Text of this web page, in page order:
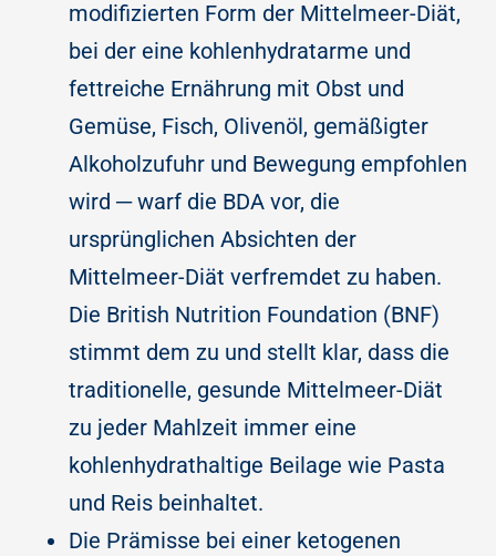
modifizierten Form der Mittelmeer-Diät,
bei der eine kohlenhydratarme und
fettreiche Ernährung mit Obst und
Gemüse, Fisch, Olivenöl, gemäßigter
Alkoholzufuhr und Bewegung empfohlen
wird ─ warf die BDA vor, die
ursprünglichen Absichten der
Mittelmeer-Diät verfremdet zu haben.
Die British Nutrition Foundation (BNF)
stimmt dem zu und stellt klar, dass die
traditionelle, gesunde Mittelmeer-Diät
zu jeder Mahlzeit immer eine
kohlenhydrathaltige Beilage wie Pasta
und Reis beinhaltet.
Die Prämisse bei einer ketogenen